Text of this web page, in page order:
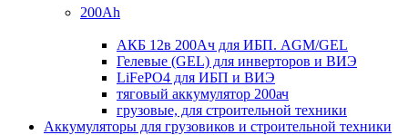
200Ah
АКБ 12в 200Ач для ИБП. AGM/GEL
Гелевые (GEL) для инверторов и ВИЭ
LiFePO4 для ИБП и ВИЭ
тяговый аккумулятор 200ач
грузовые, для строительной техники
Аккумуляторы для грузовиков и строительной техники